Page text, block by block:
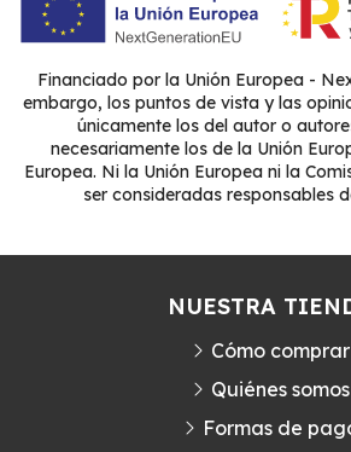
Financiado por la Unión Europea -
embargo, los puntos de vista y las
únicamente los del autor o
necesariamente los de la Unión
Europea. Ni la Unión Europea ni la
ser consideradas responsables
NUESTRA
Cómo comprar
Quiénes somos
Formas de